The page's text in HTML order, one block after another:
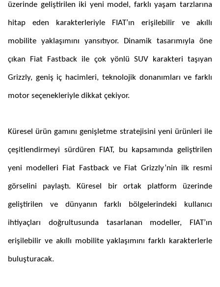
üzerinde geliştirilen iki yeni model, farklı yaşam tarzlarına
hitap eden karakterleriyle FIAT’ın erişilebilir ve akıllı
mobilite yaklaşımını yansıtıyor. Dinamik tasarımıyla öne
çıkan Fiat Fastback ile çok yönlü SUV karakteri taşıyan
Grizzly, geniş iç hacimleri, teknolojik donanımları ve farklı
motor seçenekleriyle dikkat çekiyor.
Küresel ürün gamını genişletme stratejisini yeni ürünleri ile
çeşitlendirmeyi sürdüren FIAT, bu kapsamında geliştirilen
yeni modelleri Fiat Fastback ve Fiat Grizzly’nin ilk resmi
görselini paylaştı. Küresel bir ortak platform üzerinde
geliştirilen ve dünyanın farklı bölgelerindeki kullanıcı
ihtiyaçları doğrultusunda tasarlanan modeller, FIAT’ın
erişilebilir ve akıllı mobilite yaklaşımını farklı karakterlerle
buluşturacak.